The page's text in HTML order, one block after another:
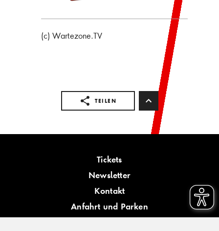
(c) Wartezone.TV
TEILEN
Tickets
Newsletter
Kontakt
Anfahrt und Parken